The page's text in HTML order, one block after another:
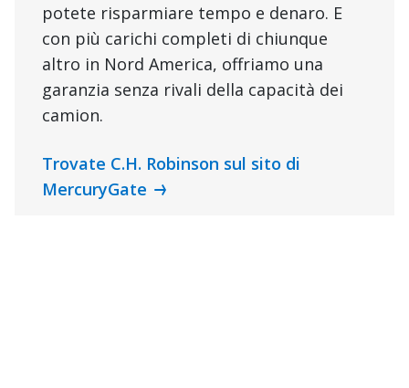
potete risparmiare tempo e denaro. E
con più carichi completi di chiunque
altro in Nord America, offriamo una
garanzia senza rivali della capacità dei
camion.
Trovate C.H. Robinson sul sito di
MercuryGate